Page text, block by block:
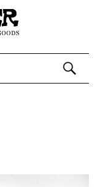
検索: